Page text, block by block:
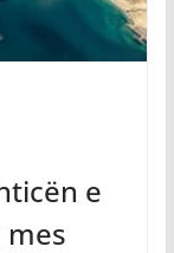
e